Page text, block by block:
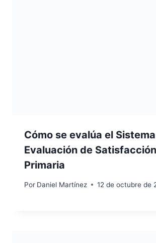
Cómo se evalúa el
Evaluación de
Primaria
Por Daniel Martínez 12 de octubre de